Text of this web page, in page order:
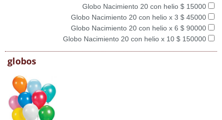
Globo Nacimiento 20 con helio $ 15000
Globo Nacimiento 20 con helio x 3 $ 45000
Globo Nacimiento 20 con helio x 6 $ 90000
Globo Nacimiento 20 con helio x 10 $ 150000
globos